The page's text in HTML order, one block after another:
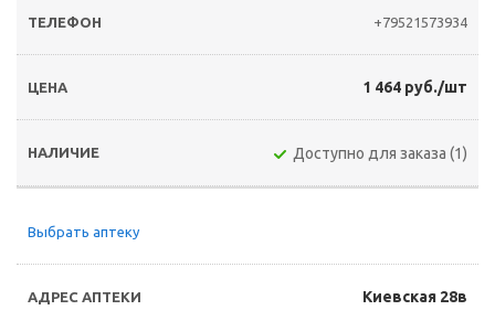
+79521573934
1 464 руб./шт
Доступно для заказа (1)
Выбрать аптеку
Киевская 28в